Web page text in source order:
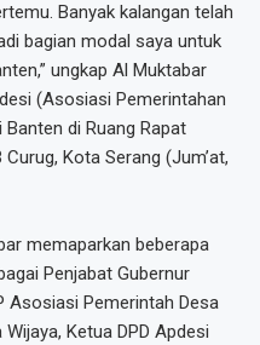
Banyak kalangan telah
bagian modal saya untuk
ungkap Al Muktabar
(Asosiasi Pemerintahan
di Ruang Rapat
Kota Serang (Jum’at,
memaparkan beberapa
Penjabat Gubernur
Asosiasi Pemerintah Desa
Ketua DPD Apdesi